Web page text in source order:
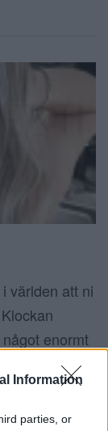
Information
parties, or
världen att ni
enormt
i den här
flåsandes i